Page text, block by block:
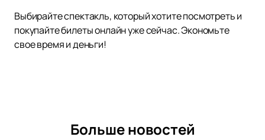
Выбирайте спектакль, который хотите посмотреть и
покупайте билеты онлайн уже сейчас. Экономьте
свое время и деньги!
Больше новостей